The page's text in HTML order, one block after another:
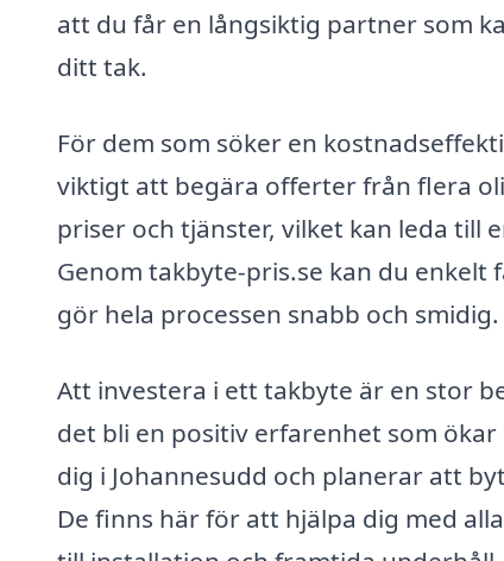
att du får en långsiktig partner som
ditt tak.
För dem som söker en
viktigt att begära offerter från flera
priser och tjänster, vilket kan leda till
Genom takbyte-pris.se kan du
gör hela processen snabb och smidig.
Att investera i ett takbyte är en stor
det bli en positiv erfarenhet som
dig i Johannesudd och planerar att
De finns här för att hjälpa dig med